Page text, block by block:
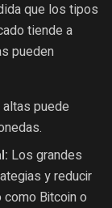
que los tipos
tiende a
pueden
puede
Los grandes
y reducir
Bitcoin o